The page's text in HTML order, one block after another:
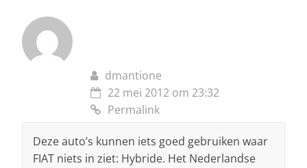
dmantione
22 mei 2012 om 23:32
Permalink
Deze auto’s kunnen iets goed gebruiken waar
FIAT niets in ziet: Hybride. Het Nederlandse